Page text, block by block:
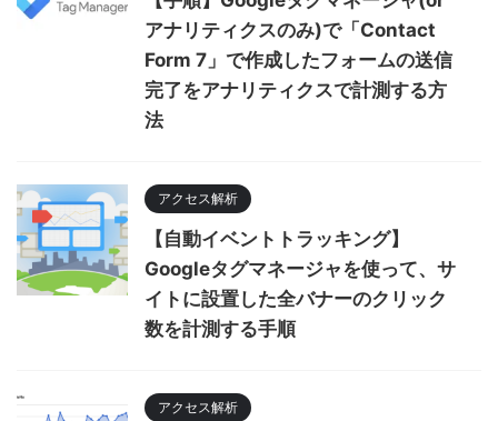
アナリティクスのみ)で「Contact
Form 7」で作成したフォームの送信
完了をアナリティクスで計測する方
法
アクセス解析
【自動イベントトラッキング】
Googleタグマネージャを使って、サ
イトに設置した全バナーのクリック
数を計測する手順
アクセス解析